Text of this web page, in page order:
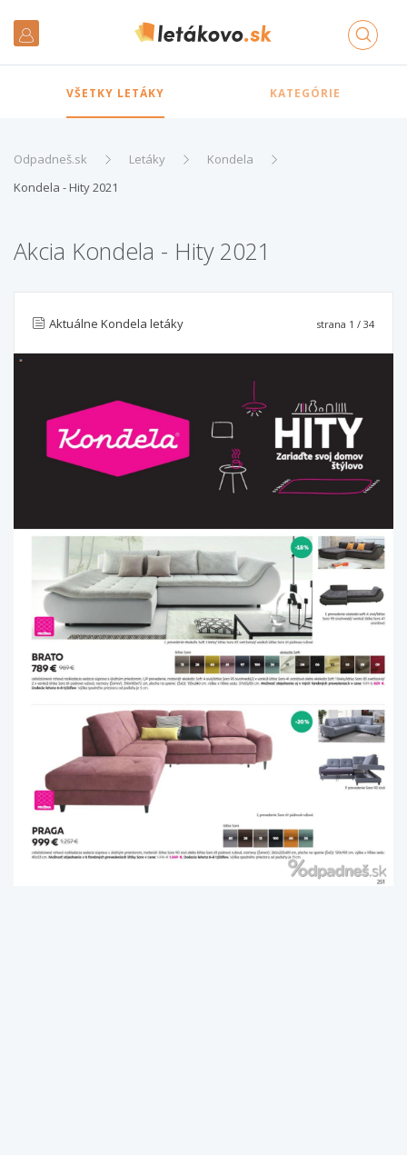
VŠETKY LETÁKY KATEGÓRIE
Odpadneš.sk Letáky
Kondela
Kondela - Hity 2021
Akcia Kondela - Hity 2021
Aktuálne Kondela letáky strana 1 / 34